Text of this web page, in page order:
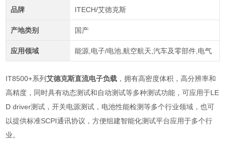
品牌 ITECH/艾德克斯
产地类别 国产
应用领域 能源,电子/电池,航空航天,汽车及零部件,电气
IT8500+系列艾德克斯直流电子负载 ，拥有高密度体积，高分辨率和
高精度，同时具有动态测试和自动测试等多种测试功能，可应用于LE
D driver测试，开关电源测试，电池性能检测等多个行业领域，也可
以提供标准SCPI通讯协议，方便组建智能化测试平台应用于多个行
业。